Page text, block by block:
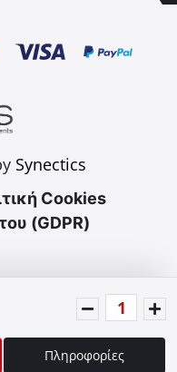
Πληροφορίες
Synectics
Cookies
(GDPR)